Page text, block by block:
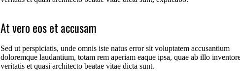
At vero eos et accusam
Sed ut perspiciatis, unde omnis iste natus error sit voluptatem accusantium
doloremque laudantium, totam rem aperiam eaque ipsa, quae ab illo
veritatis et quasi architecto beatae vitae dicta sunt.